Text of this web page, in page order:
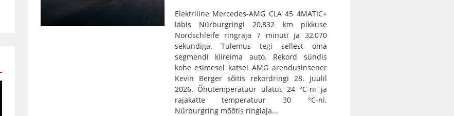
Elektriline Mercedes-AMG CLA 45 4MATIC+
läbis Nürburgringi 20,832 km pikkuse
Nordschleife ringraja 7 minuti ja 32,070
sekundiga. Tulemus tegi sellest oma
segmendi kiireima auto. Rekord sündis
kohe esimesel katsel AMG arendusinsener
Kevin Berger sõitis rekordringi 28. juulil
2026. Õhutemperatuur ulatus 24 °C-ni ja
rajakatte temperatuur 30 °C-ni.
Nürburgring mõõtis ringiaja...